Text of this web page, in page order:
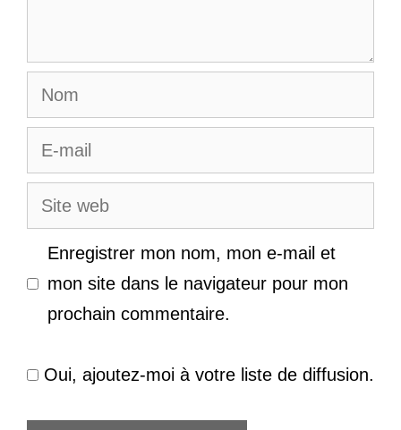
Nom
E-
mail
Site
web
Enregistrer mon nom, mon e-mail et
mon site dans le navigateur pour mon
prochain commentaire.
Oui, ajoutez-moi à votre liste de diffusion.